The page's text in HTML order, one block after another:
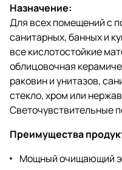
Назначение:
Для всех помещений с
санитарных, банных и
все кислотостойкие
облицовочная
раковин и унитазов,
стекло, хром или
Светочувствительные
Преимущества
Мощный очищающий